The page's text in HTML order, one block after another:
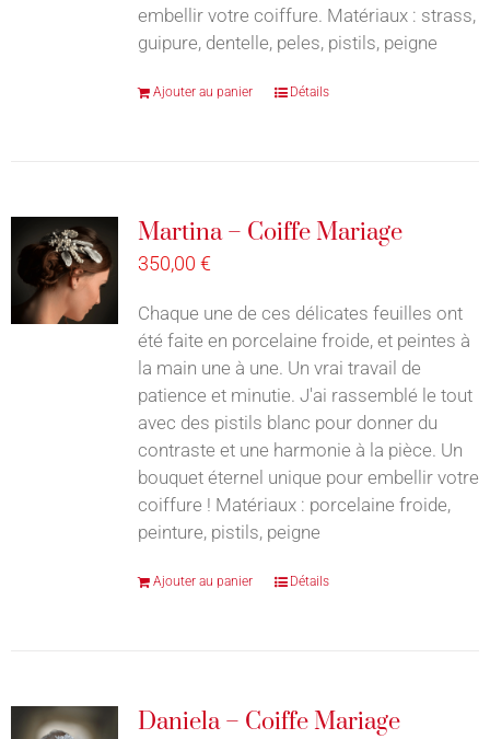
embellir votre coiffure. Matériaux : strass,
guipure, dentelle, peles, pistils, peigne
Ajouter au panier Détails
Martina – Coiffe Mariage
350,00 €
Chaque une de ces délicates feuilles ont
été faite en porcelaine froide, et peintes à
la main une à une. Un vrai travail de
patience et minutie. J'ai rassemblé le tout
avec des pistils blanc pour donner du
contraste et une harmonie à la pièce. Un
bouquet éternel unique pour embellir votre
coiffure ! Matériaux : porcelaine froide,
peinture, pistils, peigne
Ajouter au panier Détails
Daniela – Coiffe Mariage